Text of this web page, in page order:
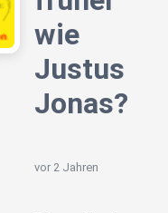
wie
Justus
Jonas?
vor 2 Jahren